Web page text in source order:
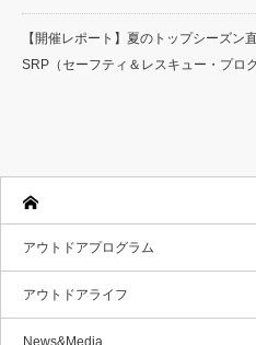
【開催レポート】夏のトップシーズ
SRP（セーフティ＆レスキュー・プロ
アウトドアプログラム
アウトドアライフ
News&Media